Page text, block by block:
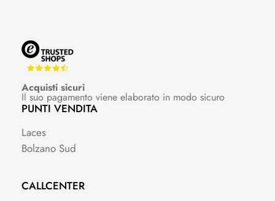
Acquisti sicuri
Il suo pagamento viene elaborato in modo sicuro
PUNTI VENDITA
Laces
Bolzano Sud
CALLCENTER